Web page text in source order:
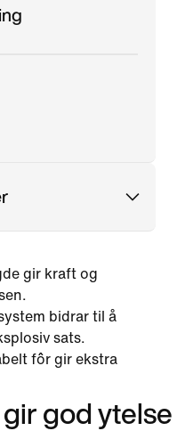
gir kraft og
bidrar til å
sats.
fôr gir ekstra
god ytelse